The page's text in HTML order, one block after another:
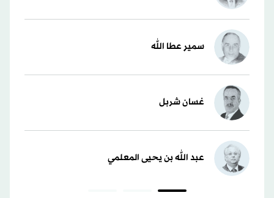
سمير عطا الله
غسان شربل
عبد الله بن يحيى المعلمي